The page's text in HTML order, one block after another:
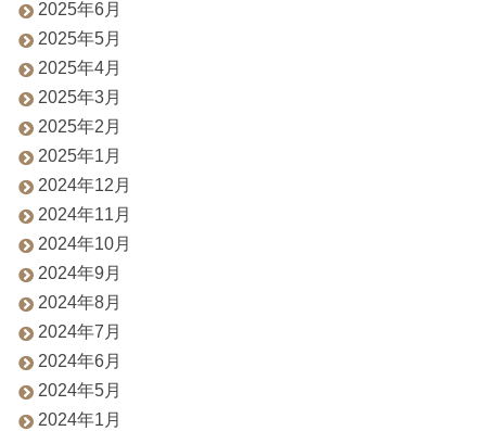
2025年6月
2025年5月
2025年4月
2025年3月
2025年2月
2025年1月
2024年12月
2024年11月
2024年10月
2024年9月
2024年8月
2024年7月
2024年6月
2024年5月
2024年1月